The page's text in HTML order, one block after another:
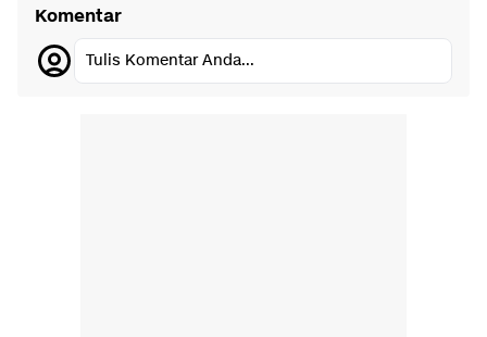
Komentar
Tulis Komentar Anda...